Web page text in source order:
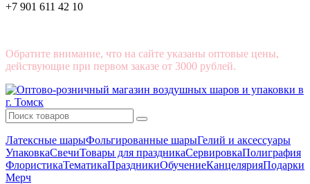
+7 901 611 42 10
Обратите внимание, что на сайте указаны оптовые цены,
действующие при первом заказе от 3000 рублей.
Латексные шарыФольгированные шарыГелий и аксессуары
УпаковкаСвечиТовары для праздникаСервировкаПолиграфия
ФлористикаТематикаПраздникиОбучениеКанцелярияПодарки
Мерч